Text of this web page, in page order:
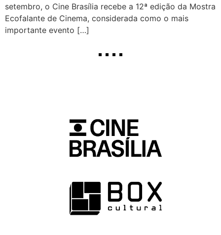
setembro, o Cine Brasília recebe a 12ª edição da Mostra
Ecofalante de Cinema, considerada como o mais
importante evento […]